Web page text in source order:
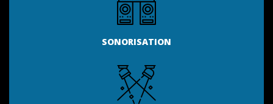
SONORISATION